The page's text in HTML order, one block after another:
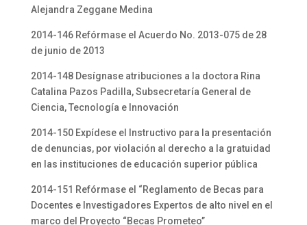
Alejandra Zeggane Medina
2014-146 Refórmase el Acuerdo No. 2013-075 de 28
de junio de 2013
2014-148 Desígnase atribuciones a la doctora Rina
Catalina Pazos Padilla, Subsecretaría General de
Ciencia, Tecnología e Innovación
2014-150 Expídese el Instructivo para la presentación
de denuncias, por violación al derecho a la gratuidad
en las instituciones de educación superior pública
2014-151 Refórmase el “Reglamento de Becas para
Docentes e Investigadores Expertos de alto nivel en el
marco del Proyecto “Becas Prometeo”